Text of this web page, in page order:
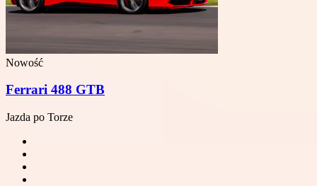
Nowość
Ferrari 488 GTB
Jazda po Torze